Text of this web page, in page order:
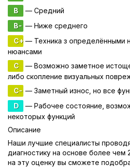
B
— Средний
B- — Ниже среднего
C+— Техника з определёнными
нюансами
C
— Возможно заметное
либо скопление визуальных
C- — Заметный износ, но все
D
— Рабочее состояние,
некоторых функций
Описание
Наши лучшие специалисты
диагностику на основе более чем
на эту оценку вы сможете